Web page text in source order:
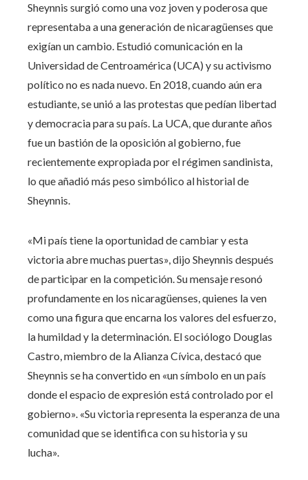
Sheynnis surgió como una voz joven y poderosa que
representaba a una generación de nicaragüenses que
exigían un cambio. Estudió comunicación en la
Universidad de Centroamérica (UCA) y su activismo
político no es nada nuevo. En 2018, cuando aún era
estudiante, se unió a las protestas que pedían libertad
y democracia para su país. La UCA, que durante años
fue un bastión de la oposición al gobierno, fue
recientemente expropiada por el régimen sandinista,
lo que añadió más peso simbólico al historial de
Sheynnis.
«Mi país tiene la oportunidad de cambiar y esta
victoria abre muchas puertas», dijo Sheynnis después
de participar en la competición. Su mensaje resonó
profundamente en los nicaragüenses, quienes la ven
como una figura que encarna los valores del esfuerzo,
la humildad y la determinación. El sociólogo Douglas
Castro, miembro de la Alianza Cívica, destacó que
Sheynnis se ha convertido en «un símbolo en un país
donde el espacio de expresión está controlado por el
gobierno». «Su victoria representa la esperanza de una
comunidad que se identifica con su historia y su
lucha».